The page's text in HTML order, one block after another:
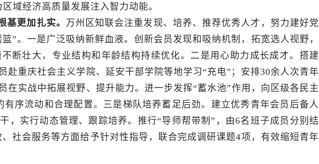
域经济高质量发展注入智力动能。
基更加扎实。 万州区知联会注重发现、培养、推荐优秀人才，努力建好党
”。一是广泛吸纳新鲜血液。创新会员发现和吸纳机制，拓宽选人视野，
断壮大，专业结构和年龄结构持续优化。二是用心助力成长成才。搭建
赴重庆社会主义学院、延安干部学院等地学习“充电”；安排30余人次青年
在实战中拓展视野、提升能力。进一步发挥“蓄水池”作用，向区级各民主
序流动和合理配置。三是梯队培养蓄足后劲。建立优秀青年会员后备人
，实行动态管理、跟踪培养。推行“导师帮带制”，由6名班子成员分别结
社会服务等方面给予针对性指导，联合完成调研课题4项，有效缩短青年